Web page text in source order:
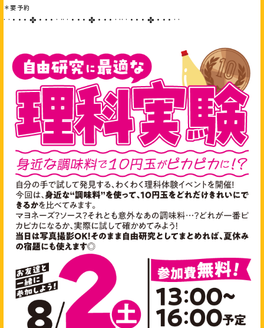
＊要予約
· · • • • ✤ • • • · ·· · • • • ✤ • • • · ·· · • • • ✤ • • • · ·